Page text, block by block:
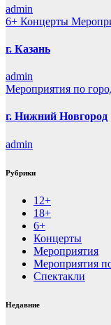
admin
6+ Концерты
г. Казань
admin
Мероприятия по
г. Нижний Новгород
admin
Рубрики
12+
18+
6+
Концерты
Мероприятия
Мероприятия
Спектакли
Недавние